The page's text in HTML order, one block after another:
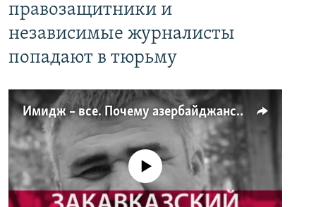
правозащитники и
независимые журналисты
попадают в тюрьму
Имидж – все. Почему азербайджанские правозащитники и независимые журналисты попадают в тюрьму
No media source currently available